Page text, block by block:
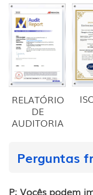
RELATÓRIO
DE
AUDITORIA
Perguntas
P: Vocês podem